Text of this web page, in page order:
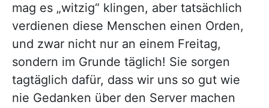
mag es „witzig“ klingen, aber tatsächlich
verdienen diese Menschen einen Orden,
und zwar nicht nur an einem Freitag,
sondern im Grunde täglich! Sie sorgen
tagtäglich dafür, dass wir uns so gut wie
nie Gedanken über den Server machen